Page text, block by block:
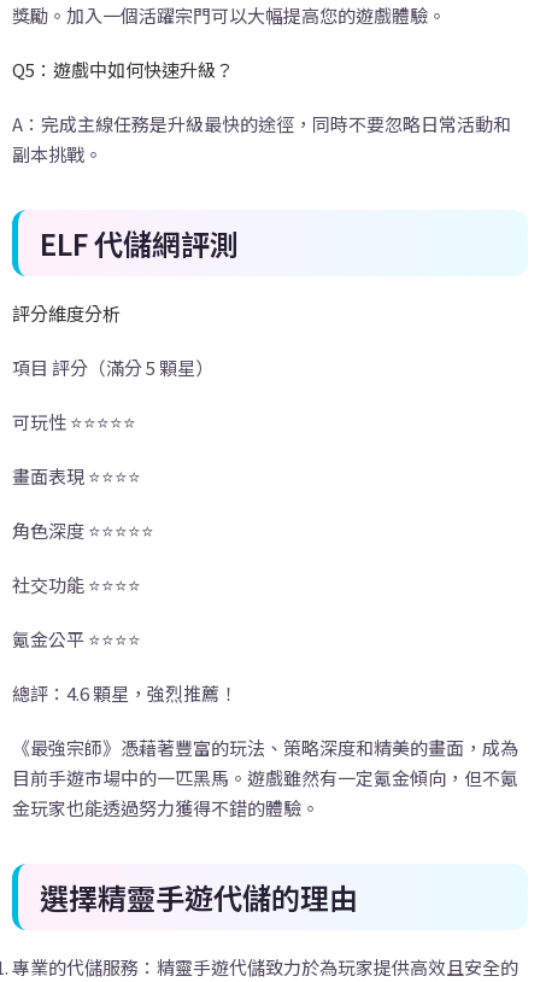
獎勵。加入一個活躍宗門可以大幅提高您的遊戲體驗。
Q5：遊戲中如何快速升級？
A：完成主線任務是升級最快的途徑，同時不要忽略日常活動和
副本挑戰。
ELF代儲網評測
評分維度分析
項目 評分（滿分 5 顆星）
可玩性 ⭐⭐⭐⭐⭐
畫面表現 ⭐⭐⭐⭐
角色深度 ⭐⭐⭐⭐⭐
社交功能 ⭐⭐⭐⭐
氪金公平 ⭐⭐⭐⭐
總評：4.6 顆星，強烈推薦！
《最強宗師》憑藉著豐富的玩法、策略深度和精美的畫面，成為
目前手遊市場中的一匹黑馬。遊戲雖然有一定氪金傾向，但不氪
金玩家也能透過努力獲得不錯的體驗。
選擇精靈手遊代儲的理由
專業的代儲服務：精靈手遊代儲致力於為玩家提供高效且安全的